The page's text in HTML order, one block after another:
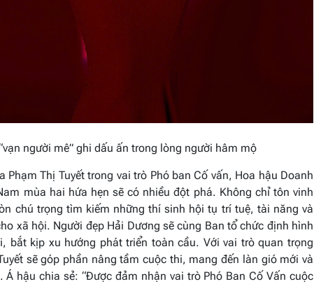
người mê” ghi dấu ấn trong lòng người hâm mộ
Phạm Thị Tuyết trong vai trò Phó ban Cố vấn, Hoa hậu Doanh
mùa hai hứa hẹn sẽ có nhiều đột phá. Không chỉ tôn vinh
chú trọng tìm kiếm những thí sinh hội tụ trí tuệ, tài năng và
xã hội. Người đẹp Hải Dương sẽ cùng Ban tổ chức định hình
bắt kịp xu hướng phát triển toàn cầu. Với vai trò quan trọng
sẽ góp phần nâng tầm cuộc thi, mang đến làn gió mới và
Á hậu chia sẻ: “Được đảm nhận vai trò Phó Ban Cố Vấn cuộc